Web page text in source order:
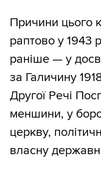
Причини цього
раптово у 1943
раніше — у
за Галичину
Другої Речі
меншини, у
церкву,
власну